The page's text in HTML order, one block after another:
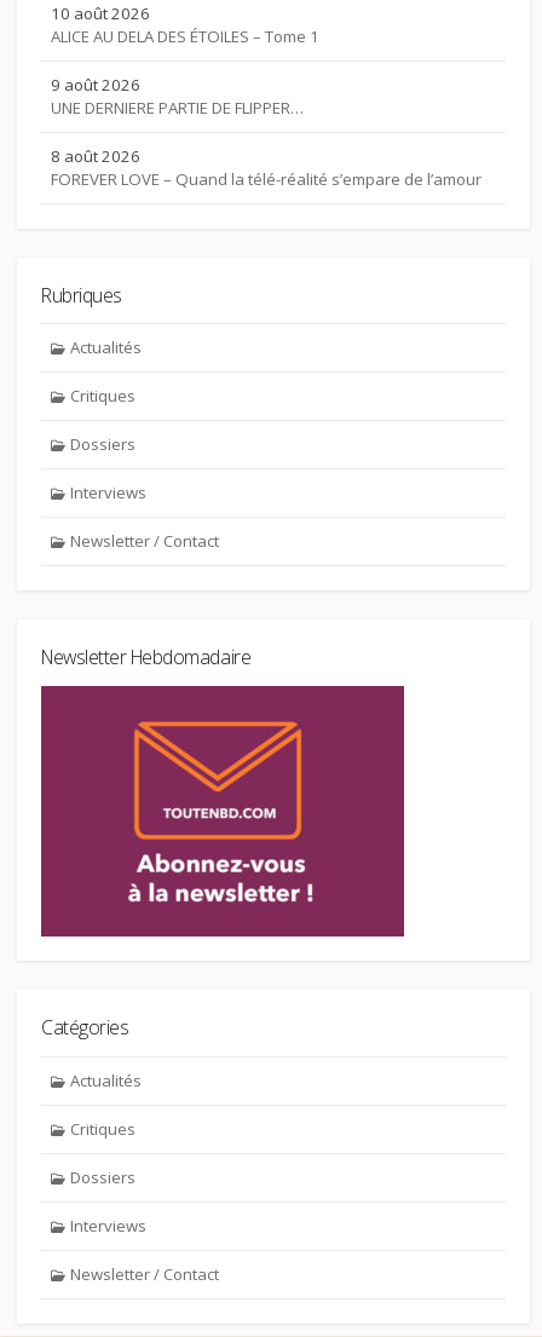
10 août 2026
ALICE AU DELA DES ÉTOILES – Tome 1
9 août 2026
UNE DERNIERE PARTIE DE FLIPPER…
8 août 2026
FOREVER LOVE – Quand la télé-réalité s’empare de l’amour
Rubriques
Actualités
Critiques
Dossiers
Interviews
Newsletter / Contact
Newsletter Hebdomadaire
Catégories
Actualités
Critiques
Dossiers
Interviews
Newsletter / Contact